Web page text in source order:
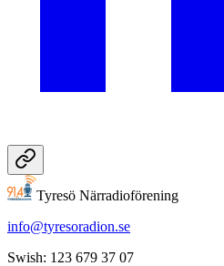
Tyresö Närradioförening
info@tyresoradion.se
Swish: 123 679 37 07